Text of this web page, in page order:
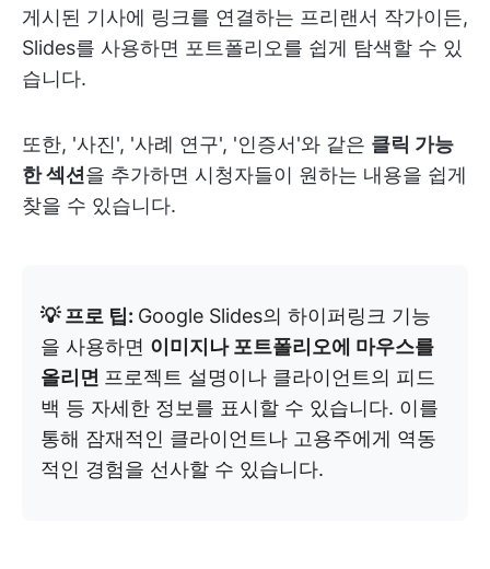
게시된 기사에 링크를 연결하는 프리랜서 작가이든,
Slides를 사용하면 포트폴리오를 쉽게 탐색할 수 있
습니다.
또한, '사진', '사례 연구', '인증서'와 같은 클릭 가능
한 섹션을 추가하면 시청자들이 원하는 내용을 쉽게
찾을 수 있습니다.
💡 프로 팁: Google Slides의 하이퍼링크 기능
을 사용하면 이미지나 포트폴리오에 마우스를
올리면 프로젝트 설명이나 클라이언트의 피드
백 등 자세한 정보를 표시할 수 있습니다. 이를
통해 잠재적인 클라이언트나 고용주에게 역동
적인 경험을 선사할 수 있습니다.